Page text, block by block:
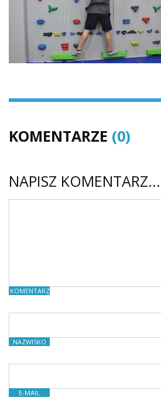
KOMENTARZE (0)
NAPISZ KOMENTARZ...
KOMENTARZE
NAZWISKO
E-MAIL